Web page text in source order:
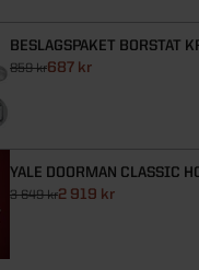
BESLAGSPAKET BORSTAT
859 kr687 kr
YALE DOORMAN CLASSIC
3 649 kr2 919 kr